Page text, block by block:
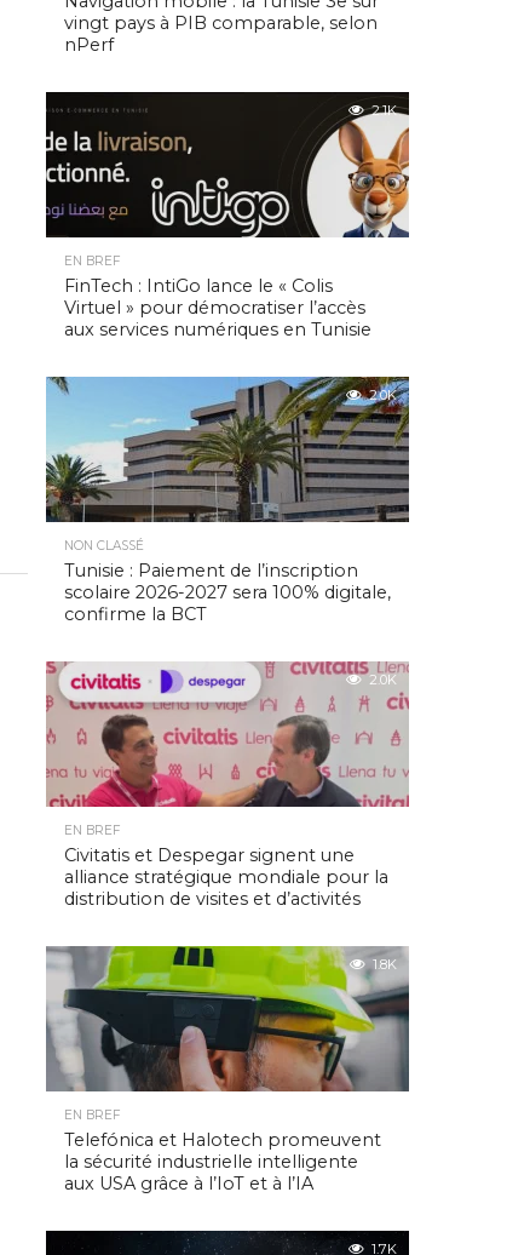
vingt pays à PIB comparable, selon
nPerf
2.1K
EN BREF
FinTech : IntiGo lance le « Colis
Virtuel » pour démocratiser l’accès
aux services numériques en Tunisie
2.0K
NON CLASSÉ
Tunisie : Paiement de l’inscription
scolaire 2026-2027 sera 100% digitale,
confirme la BCT
2.0K
EN BREF
Civitatis et Despegar signent une
alliance stratégique mondiale pour la
distribution de visites et d’activités
1.8K
EN BREF
Telefónica et Halotech promeuvent
la sécurité industrielle intelligente
aux USA grâce à l’IoT et à l’IA
1.7K